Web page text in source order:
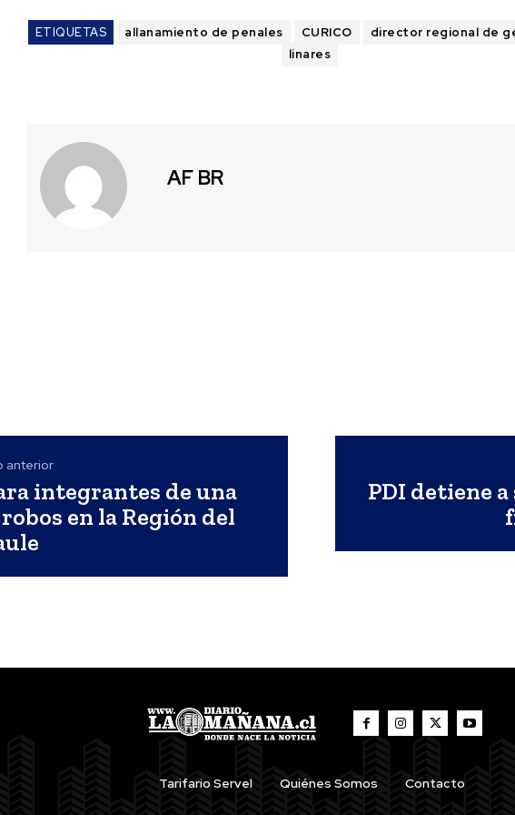
ETIQUETAS allanamiento de penales CURICO
director regional de
linares
AF BR
anterior
integrantes de una
en la Región del
PDI detiene
Tarifario Servel Quiénes Somos Contacto